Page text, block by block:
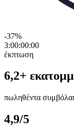
-37%
3:00:00:00
έκπτωση
6,2+
πωληθέντα
4,9/5